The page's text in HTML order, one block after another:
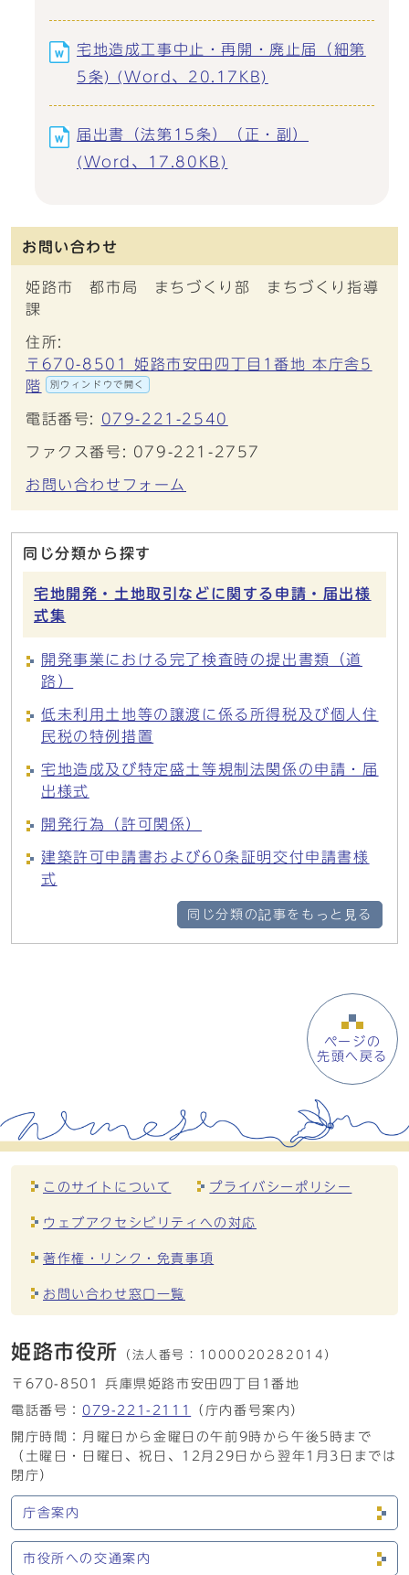
宅地造成工事中止・再開・廃止届（細第
5条) (Word、20.17KB)
届出書（法第15条）（正・副）
(Word、17.80KB)
お問い合わせ
姫路市 都市局 まちづくり部 まちづくり指導
課
住所:
〒670-8501 姫路市安田四丁目1番地 本庁舎5
階
別ウィンドウで開く
電話番号: 079-221-2540
ファクス番号: 079-221-2757
お問い合わせフォーム
同じ分類から探す
宅地開発・土地取引などに関する申請・届出様
式集
開発事業における完了検査時の提出書類（道
路）
低未利用土地等の譲渡に係る所得税及び個人住
民税の特例措置
宅地造成及び特定盛土等規制法関係の申請・届
出様式
開発行為（許可関係）
建築許可申請書および60条証明交付申請書様
式
同じ分類の記事をもっと見る
ページの
先頭へ戻る
このサイトについて プライバシーポリシー
ウェブアクセシビリティへの対応
著作権・リンク・免責事項
お問い合わせ窓口一覧
姫路市役所 （法人番号： 1000020282014）
〒670-8501 兵庫県姫路市安田四丁目1番地
電話番号： 079-221-2111
（庁内番号案内）
開庁時間：月曜日から金曜日の午前9時から午後5時まで
（土曜日・日曜日、祝日、12月29日から翌年1月3日までは
閉庁）
庁舎案内
市役所への交通案内